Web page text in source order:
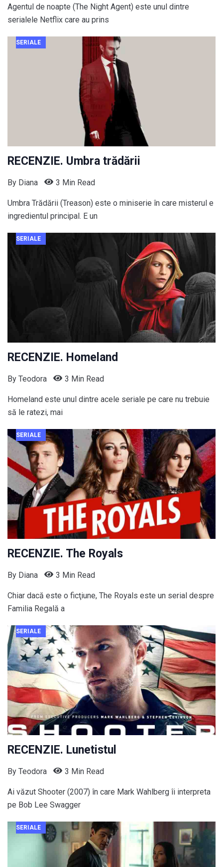
Agentul de noapte (The Night Agent) este unul dintre
serialele Netflix care au prins
SERIALE
RECENZIE. Umbra trădării
By Diana 3 Min Read
Umbra Trădării (Treason) este o miniserie în care misterul e
ingredientul principal. E un
SERIALE
RECENZIE. Homeland
By Teodora 3 Min Read
Homeland este unul dintre acele seriale pe care nu trebuie
să le ratezi, mai
SERIALE
RECENZIE. The Royals
By Diana 3 Min Read
Chiar dacă este o ficţiune, The Royals este un serial despre
Familia Regală a
SERIALE
RECENZIE. Lunetistul
By Teodora 3 Min Read
Ai văzut Shooter (2007) în care Mark Wahlberg îi interpreta
pe Bob Lee Swagger
SERIALE